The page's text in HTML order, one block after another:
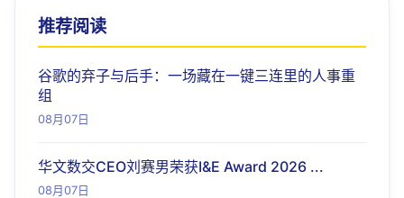
推荐阅读
谷歌的弃子与后手：一场藏在一键三连里的人事重
组
08月07日
华文数交CEO刘赛男荣获I&E Award 2026 ...
08月07日